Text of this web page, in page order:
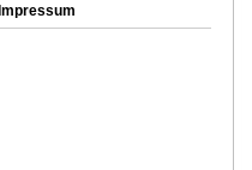
Impressum